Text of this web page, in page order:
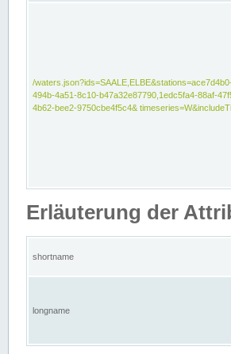
/
494b-4a51-8c10-b47a32e87790,1edc5fa4-88af-
4b62-bee2-9750cbe4f5c4&
Erläuterung der
shortname
longname